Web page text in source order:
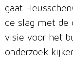
gaat
de slag met de
visie voor het
onderzoek